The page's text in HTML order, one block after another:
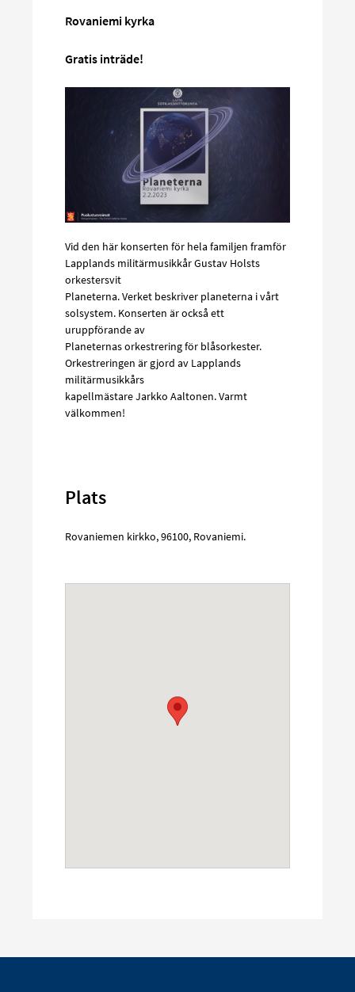
Rovaniemi kyrka
Gratis inträde!
Vid den här konserten för hela familjen framför
Lapplands militärmusikkår Gustav Holsts
orkestersvit
Planeterna. Verket beskriver planeterna i vårt
solsystem. Konserten är också ett
uruppförande av
Planeternas orkestrering för blåsorkester.
Orkestreringen är gjord av Lapplands
militärmusikkårs
kapellmästare Jarkko Aaltonen. Varmt
välkommen!
Plats
Rovaniemen kirkko,96100, Rovaniemi.